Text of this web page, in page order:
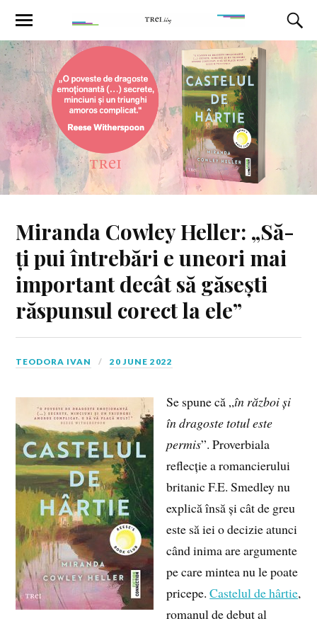
Miranda Cowley Heller: „Să-
ți pui întrebări e uneori mai
important decât să găsești
răspunsul corect la ele”
TEODORA IVAN 20 JUNE 2022
Se spune că „în război și
în dragoste totul este
permis”. Proverbiala
reflecție a romancierului
britanic F.E. Smedley nu
explică însă și cât de greu
este să iei o decizie atunci
când inima are argumente
pe care mintea nu le poate
pricepe.Castelul de hârtie,
romanul de debut al